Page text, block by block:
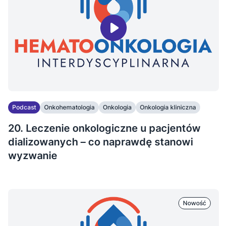
Podcast Onkohematologia Onkologia Onkologia kliniczna
20. Leczenie onkologiczne u pacjentów
dializowanych – co naprawdę stanowi
wyzwanie
Nowość